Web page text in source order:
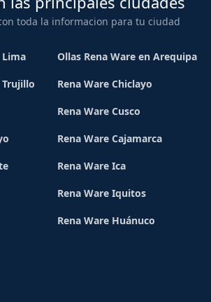
toda la informacion para tu ciudad
Lima Ollas Rena Ware en Arequipa
Trujillo Rena Ware Chiclayo
Rena Ware Cusco
Rena Ware Cajamarca
Rena Ware Ica
Rena Ware Iquitos
Rena Ware Huánuco